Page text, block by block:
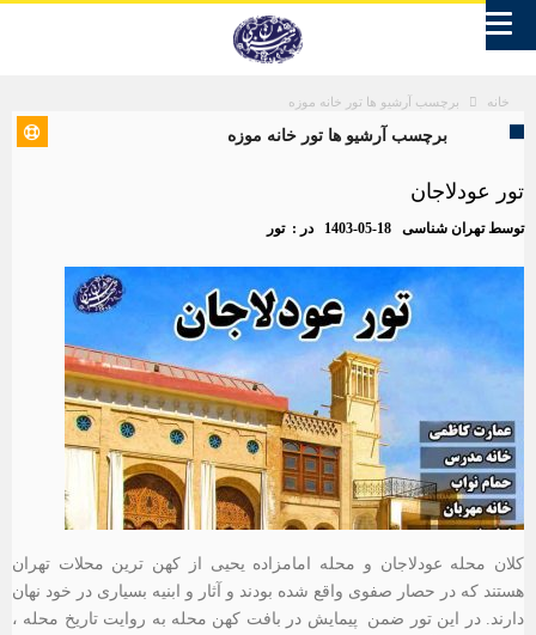
خانه برچسب آرشیو ها تور خانه موزه
برچسب آرشیو ها تور خانه موزه
تور عودلاجان
توسطتهران شناسی 1403-05-18 در :تور
کلان محله عودلاجان و محله امامزاده یحیی از کهن ترین محلات تهران
هستند که در حصار صفوی واقع شده بودند و آثار و ابنیه بسیاری در خود نهان
دارند. در این تور ضمن پیمایش در بافت کهن محله به روایت تاریخ محله ،